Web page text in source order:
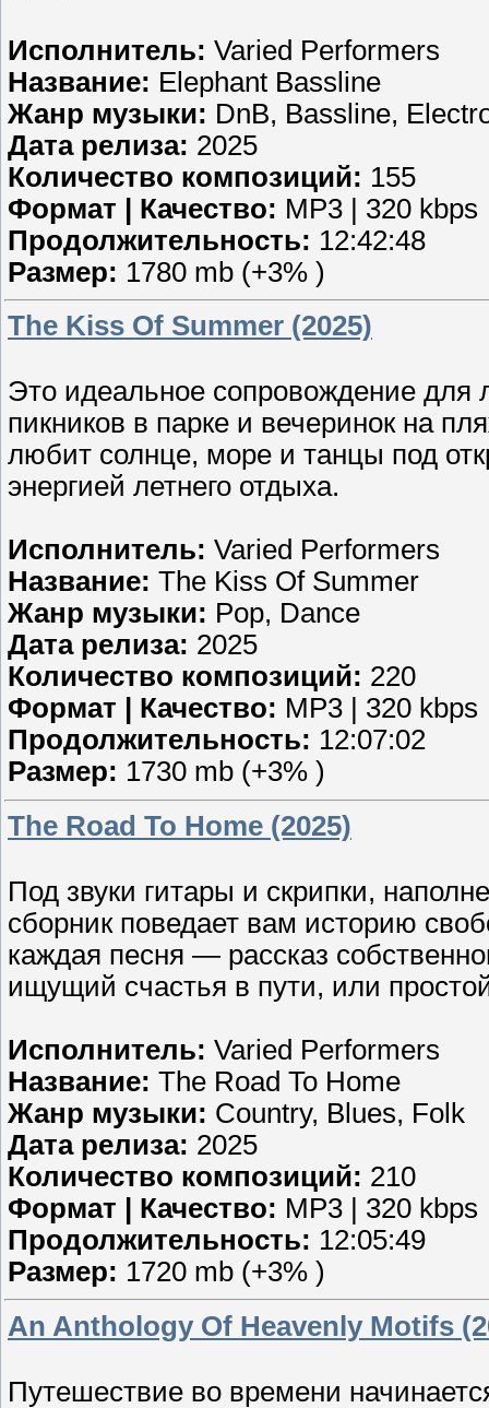
Исполнитель: Varied Performers
Название: Elephant Bassline
Жанр музыки: DnB, Bassline,
Дата релиза: 2025
Количество композиций: 155
Формат | Качество: MP3 | 320 kbps
Продолжительность: 12:42:48
Размер: 1780 mb (+3% )
The Kiss Of Summer (2025)
Это идеальное сопровождение для
пикников в парке и вечеринок на
любит солнце, море и танцы под
энергией летнего отдыха.
Исполнитель: Varied Performers
Название: The Kiss Of Summer
Жанр музыки: Pop, Dance
Дата релиза: 2025
Количество композиций: 220
Формат | Качество: MP3 | 320 kbps
Продолжительность: 12:07:02
Размер: 1730 mb (+3% )
The Road To Home (2025)
Под звуки гитары и скрипки,
сборник поведает вам историю
каждая песня — рассказ
ищущий счастья в пути, или
Исполнитель: Varied Performers
Название: The Road To Home
Жанр музыки: Country, Blues, Folk
Дата релиза: 2025
Количество композиций: 210
Формат | Качество: MP3 | 320 kbps
Продолжительность: 12:05:49
Размер: 1720 mb (+3% )
An Anthology Of Heavenly Motifs
Путешествие во времени